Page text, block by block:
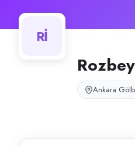
Rİ
Ankara